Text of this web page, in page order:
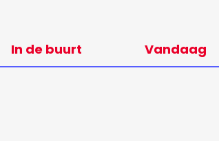
In de buurt Vandaag